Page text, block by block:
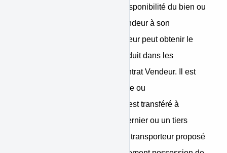
contrôle du bien. En cas d’indisponibilité du bien ou
en cas de manquement du Vendeur à son
obligation de livraison, l’Acheteur peut obtenir le
remboursement du prix du produit dans les
conditions prévues dans le contrat Vendeur. Il est
rappelé que tout risque de perte ou
d'endommagement des biens est transféré à
l’Acheteur au moment où ce dernier ou un tiers
désigné par lui, et autre que le transporteur proposé